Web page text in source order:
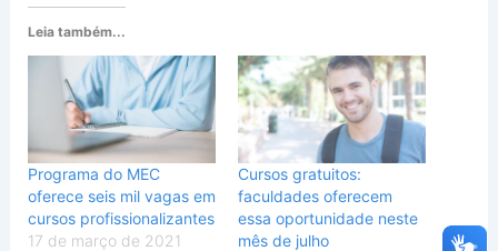
Leia também...
Programa do MEC
oferece seis mil vagas em
cursos profissionalizantes
17 de março de 2021
Cursos gratuitos:
faculdades oferecem
essa oportunidade neste
mês de julho